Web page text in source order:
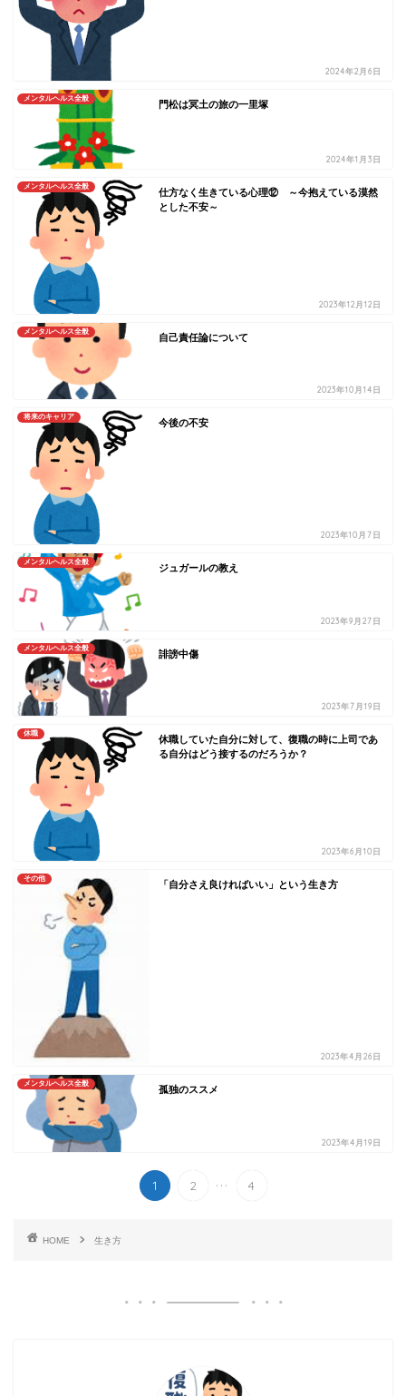
2024年2月6日
メンタルヘルス全般
門松は冥土の旅の一里塚
2024年1月3日
メンタルヘルス全般
仕方なく生きている心理⑫ ～今抱えている漠然
とした不安～
2023年12月12日
メンタルヘルス全般
自己責任論について
2023年10月14日
将来のキャリア
今後の不安
2023年10月7日
メンタルヘルス全般
ジュガールの教え
2023年9月27日
メンタルヘルス全般
誹謗中傷
2023年7月19日
休職
休職していた自分に対して、復職の時に上司であ
る自分はどう接するのだろうか？
2023年6月10日
その他
「自分さえ良ければいい」という生き方
2023年4月26日
メンタルヘルス全般
孤独のススメ
2023年4月19日
1 2 ... 4
HOME 生き方